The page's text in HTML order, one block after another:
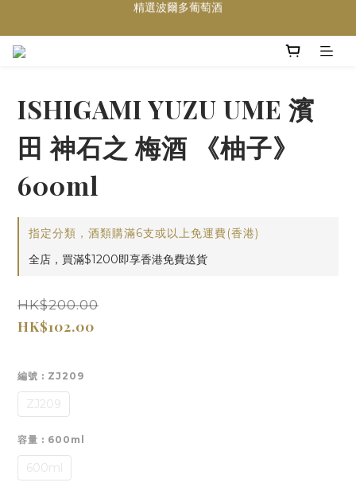
買滿任何酒類 六支 或買滿 $1200 (不限支數) 皆可享免費送貨
買滿任何酒類 六支 或買滿 $1200 (不限支數) 皆可享免費送貨
ISHIGAMI YUZU UME 濱
田 神石之 梅酒 《柚子》
600ml
指定分類，酒類購滿6支或以上免運費(香港)
全店，買滿$1200即享香港免費送貨
HK$200.00
HK$102.00
編號 : ZJ209
ZJ209
容量 : 600ml
600ml